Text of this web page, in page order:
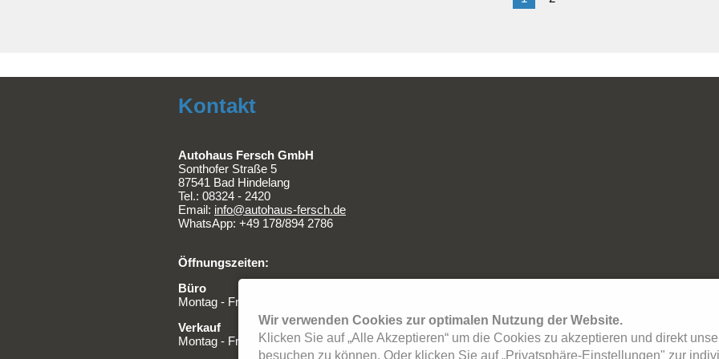
Kontakt
Autohaus Fersch GmbH
Sonthofer Straße 5
87541 Bad Hindelang
Tel.: 08324 - 2420
Email: info@autohaus-fersch.de
WhatsApp: +49 178/894 2786
Öffnungszeiten:
Büro
Montag - Freitag: 7 Uhr - 18:30 Uhr
Verkauf
Montag - Freitag: 8 Uhr - 12 Uhr & 13 Uhr - 18 Uhr
Wir verwenden Cookies zur optimalen Nutzung der Website.
Klicken Sie auf „Alle Akzeptieren“ um die Cookies zu akzeptieren und direkt
besuchen zu können. Oder klicken Sie auf „Privatsphäre-Einstellungen" zur